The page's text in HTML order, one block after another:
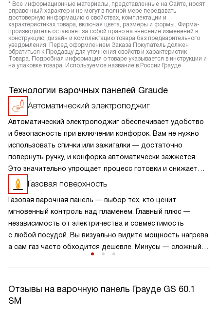
* Все информационные материалы, представленные на Сайте, носят
справочный характер и не могут в полной мере передавать
достоверную информацию о свойствах, комплектации и
характеристиках товара, включая цвета, размеры и формы. Фирма-
производитель оставляет за собой право на внесение изменений в
конструкцию, дизайн и комплектацию товара без предварительного
уведомления. Перед оформлением Заказа Покупатель должен
обратиться к Продавцу для уточнения свойств и характеристик
Товара. Подробная информация о товаре указывается в инструкции и
на упаковке товара. Используемое название в России Грауде
Технологии варочных панелей Graude
Автоматический электроподжиг
Автоматический электроподжиг обеспечивает удобство
и безопасность при включении конфорок. Вам не нужно
использовать спички или зажигалки — достаточно
повернуть ручку, и конфорка автоматически зажжется.
Это значительно упрощает процесс готовки и снижает
риск ожогов и других несчастных случаев.
Автоматический электроподжиг делает использование
варочной панели более комфортным и безопасным,
позволяя вам сосредоточиться на приготовлении блюд.
Газовая поверхность
Газовая варочная панель — выбор тех, кто ценит
мгновенный контроль над пламенем. Главный плюс —
независимость от электричества и совместимость
с любой посудой. Вы визуально видите мощность нагрева,
а сам газ часто обходится дешевле. Минусы — сложный
безопасны. Это нестареющая классика, которая дарит
свободу кулинарного творчества и остается вечным
Отзывы на варочную панель Грауде GS 60.1
SM